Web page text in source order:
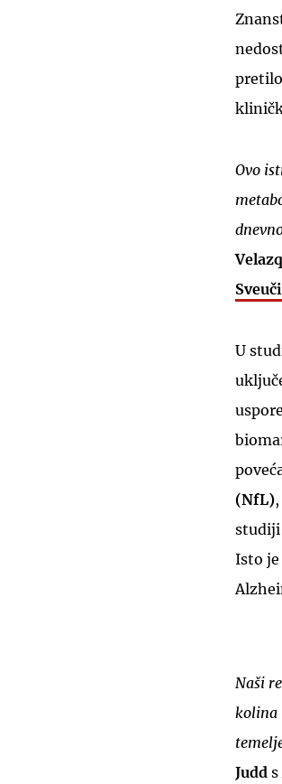
Ovo
U
(NfL)
studiji
Isto
Naši
kolina
Judd s